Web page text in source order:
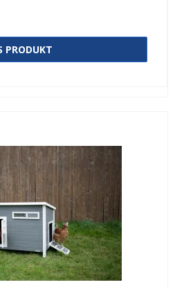
PRODUKT